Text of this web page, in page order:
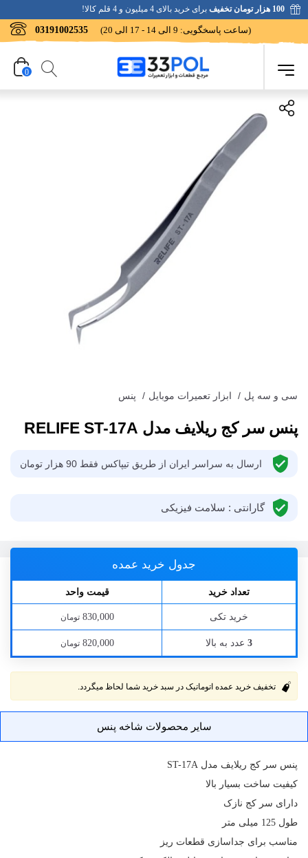
100 هزار تومان تخفیف برای خرید بالای 4 میلیون و 4 قلم کالا!
03191002535 (ساعت پاسخگویی: 9 الی 14 - 17 الی 20)
0
سی و سه پل / ابزار تعمیرات موبایل / پنس
پنس سر کج ریلایف مدل RELIFE ST-17A
ارسال به سراسر ایران از طریق تیپاکس فقط 90 هزار تومان
گارانتی : سلامت فیزیکی
جدول خرید عمده
تعداد خرید قیمت واحد
خرید تکی 830,000 تومان
3 عدد به بالا 820,000 تومان
تخفیف خرید عمده اتوماتیک در سبد خرید شما لحاظ میگردد.
سایر محصولات شاخه پنس
پنس سر کج ریلایف مدل ST-17A
کیفیت ساخت بسیار بالا
دارای سر کج نازک
طول 125 میلی متر
مناسب برای جداسازی قطعات ریز